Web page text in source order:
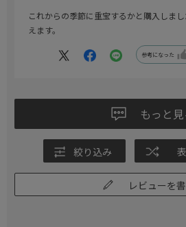
これからの季節に重宝するかと購入しま
えます。
参考になった
もっと見
絞り込み
レビューを